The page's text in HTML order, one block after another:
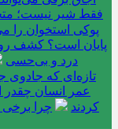
فقط شیر نیست؛
پوکی استخوان را
پایان است؟ کشف
درد و بی‌حسی
تازه‌ای که جادوی
عمر انسان
کردند
چرا برخی